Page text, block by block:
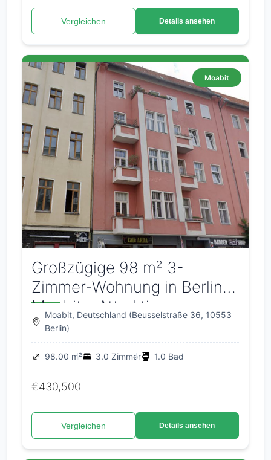
Vergleichen Details ansehen
Moabit
Großzügige 98 m² 3-
Zimmer-Wohnung in Berlin-
Moabit – Attraktive
Kapitalanlage mit
Eigenbedarfsperspektive
Moabit, Deutschland (Beusselstraße 36, 10553
Berlin)
98.00 m² 3.0 Zimmer 1.0 Bad
€430,500
Vergleichen Details ansehen